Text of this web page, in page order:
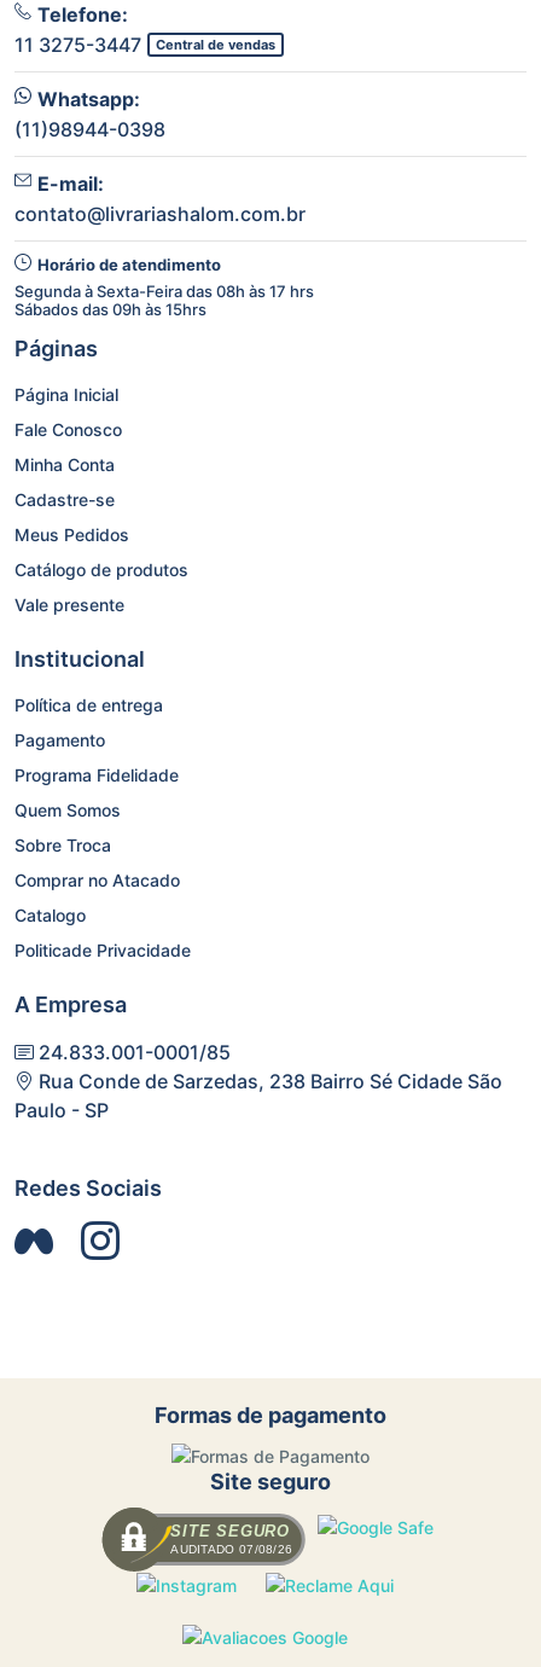
Telefone:
11 3275-3447
Central de vendas
Whatsapp:
(11)98944-0398
E-mail:
contato@livrariashalom.com.br
Horário de atendimento
Segunda à Sexta-Feira das 08h às 17 hrs
Sábados das 09h às 15hrs
Páginas
Página Inicial
Fale Conosco
Minha Conta
Cadastre-se
Meus Pedidos
Catálogo de produtos
Vale presente
Institucional
Política de entrega
Pagamento
Programa Fidelidade
Quem Somos
Sobre Troca
Comprar no Atacado
Catalogo
Politicade Privacidade
A Empresa
24.833.001-0001/85
Rua Conde de Sarzedas, 238 Bairro Sé Cidade São
Paulo - SP
Redes Sociais
Formas de pagamento
Site seguro
SITE SEGURO
AUDITADO 07/08/26